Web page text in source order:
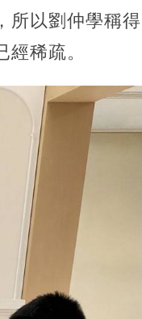
所以劉仲學稱得
稀疏。